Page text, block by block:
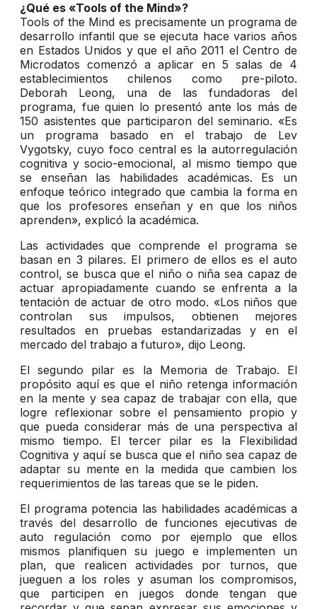
¿Qué es «Tools of the Mind»?
Tools of the Mind es precisamente un programa de
desarrollo infantil que se ejecuta hace varios años
en Estados Unidos y que el año 2011 el Centro de
Microdatos comenzó a aplicar en 5 salas de 4
establecimientos chilenos como pre-piloto.
Deborah Leong, una de las fundadoras del
programa, fue quien lo presentó ante los más de
150 asistentes que participaron del seminario. «Es
un programa basado en el trabajo de Lev
Vygotsky, cuyo foco central es la autorregulación
cognitiva y socio-emocional, al mismo tiempo que
se enseñan las habilidades académicas. Es un
enfoque teórico integrado que cambia la forma en
que los profesores enseñan y en que los niños
aprenden», explicó la académica.
Las actividades que comprende el programa se
basan en 3 pilares. El primero de ellos es el auto
control, se busca que el niño o niña sea capaz de
actuar apropiadamente cuando se enfrenta a la
tentación de actuar de otro modo. «Los niños que
controlan sus impulsos, obtienen mejores
resultados en pruebas estandarizadas y en el
mercado del trabajo a futuro», dijo Leong.
El segundo pilar es la Memoria de Trabajo. El
propósito aquí es que el niño retenga información
en la mente y sea capaz de trabajar con ella, que
logre reflexionar sobre el pensamiento propio y
que pueda considerar más de una perspectiva al
mismo tiempo. El tercer pilar es la Flexibilidad
Cognitiva y aquí se busca que el niño sea capaz de
adaptar su mente en la medida que cambien los
requerimientos de las tareas que se le piden.
El programa potencia las habilidades académicas a
través del desarrollo de funciones ejecutivas de
auto regulación como por ejemplo que ellos
mismos planifiquen su juego e implementen un
plan, que realicen actividades por turnos, que
jueguen a los roles y asuman los compromisos,
que participen en juegos donde tengan que